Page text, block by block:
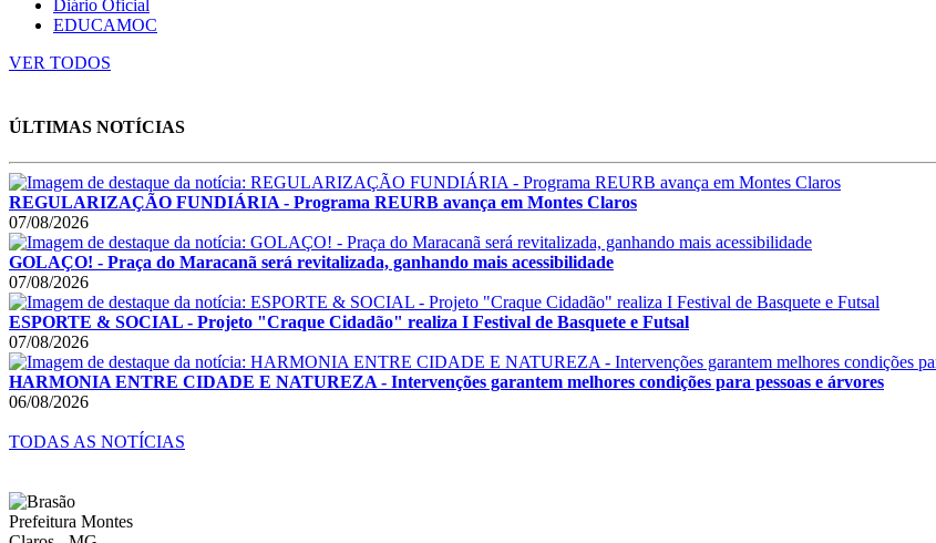
Diário Oficial
EDUCAMOC
VER TODOS
ÚLTIMAS NOTÍCIAS
REGULARIZAÇÃO FUNDIÁRIA - Programa REURB avança em Montes Claros
07/08/2026
GOLAÇO! - Praça do Maracanã será revitalizada, ganhando mais acessibilidade
07/08/2026
ESPORTE & SOCIAL - Projeto "Craque Cidadão" realiza I Festival de Basquete e Futsal
07/08/2026
HARMONIA ENTRE CIDADE E NATUREZA - Intervenções garantem melhores condições para pessoas e árvores
06/08/2026
TODAS AS NOTÍCIAS